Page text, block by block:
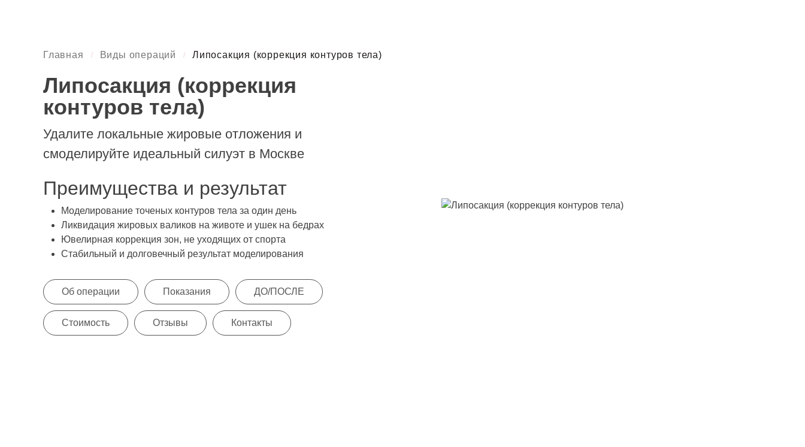
Главная / Виды операций / Липосакция (коррекция контуров тела)
Липосакция (коррекция
контуров тела)
Удалите локальные жировые отложения и
смоделируйте идеальный силуэт в Москве
Преимущества и результат
Моделирование точеных контуров тела за один день
Ликвидация жировых валиков на животе и ушек на бедрах
Ювелирная коррекция зон, не уходящих от спорта
Стабильный и долговечный результат моделирования
Об операции Показания ДО/ПОСЛЕ
Стоимость Отзывы Контакты